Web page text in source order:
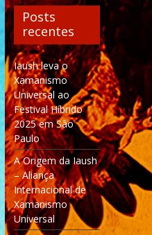
Posts
recentes
Iaush leva o
Xamanismo
Universal ao
Festival Híbrido
2025 em São
Paulo
A Origem da Iaush
– Aliança
Internacional de
Xamanismo
Universal